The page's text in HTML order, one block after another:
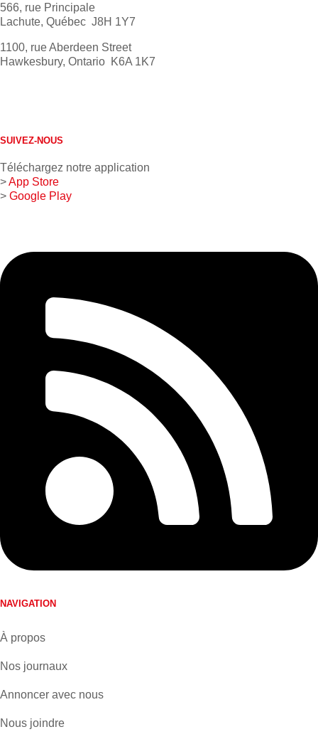
566, rue Principale
Lachute, Québec J8H 1Y7
1100, rue Aberdeen Street
Hawkesbury, Ontario K6A 1K7
SUIVEZ-NOUS
Téléchargez notre application
>App Store
> Google Play
NAVIGATION
À propos
Nos journaux
Annoncer avec nous
Nous joindre